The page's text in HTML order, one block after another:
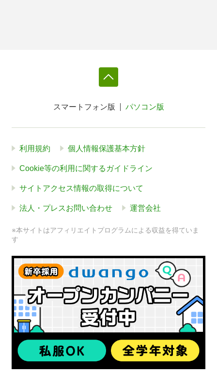
スマートフォン版 パソコン版
利用規約 個人情報保護基本方針
Cookie等の利用に関するガイドライン
サイトアクセス情報の取得について
法人・プレスお問い合わせ 運営会社
※本サイトはアフィリエイトプログラムによる収益を得ていま
す